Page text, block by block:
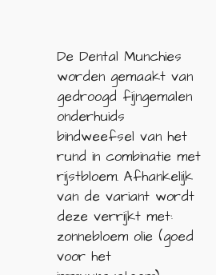
De Dental Munchies
worden gemaakt van
gedroogd fijngemalen
onderhuids
bindweefsel van het
rund in combinatie met
rijstbloem. Afhankelijk
van de variant wordt
deze verrijkt met:
zonnebloem olie (goed
voor het